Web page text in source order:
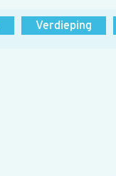
Verdieping